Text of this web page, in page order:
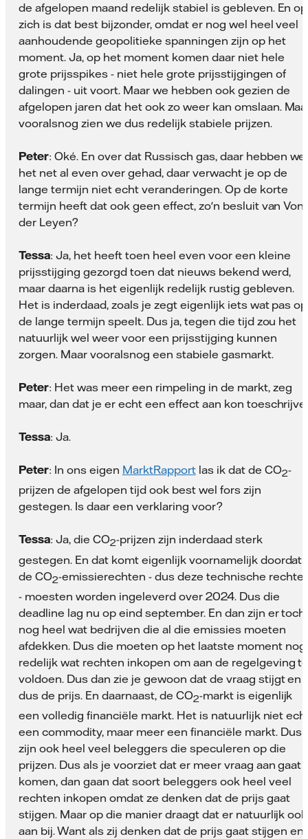
de afgelopen maand redelijk stabiel is gebleven. En op
zich is dat best bijzonder, omdat er nog wel heel veel
aanhoudende geopolitieke spanningen zijn op het
moment. Ja, op het moment komen daar niet hele
grote prijsspikes - niet hele grote prijsstijgingen of
dalingen - uit voort. Maar we hebben ook gezien de
afgelopen jaren dat het ook zo weer kan omslaan.
vooralsnog zien we dus redelijk stabiele prijzen.
Peter: Oké. En over dat Russisch gas, daar hebben we
het net al even over gehad, daar verwacht je op de
lange termijn niet echt veranderingen. Op de korte
termijn heeft dat ook geen effect, zo'n besluit van Von
der Leyen?
Tessa: Ja, het heeft toen heel even voor een kleine
prijsstijging gezorgd toen dat nieuws bekend werd,
maar daarna is het eigenlijk redelijk rustig gebleven.
Het is inderdaad, zoals je zegt eigenlijk iets wat pas op
de lange termijn speelt. Dus ja, tegen die tijd zou het
natuurlijk wel weer voor een prijsstijging kunnen
zorgen. Maar vooralsnog een stabiele gasmarkt.
Peter: Het was meer een rimpeling in de markt, zeg
maar, dan dat je er echt een effect aan kon
Tessa: Ja.
Peter: In ons eigen MarktRapportlas ik dat de CO2-
prijzen de afgelopen tijd ook best wel fors zijn
gestegen. Is daar een verklaring voor?
Tessa: Ja, die CO2-prijzen zijn inderdaad sterk
gestegen. En dat komt eigenlijk voornamelijk doordat
de CO2-emissierechten - dus deze technische
- moesten worden ingeleverd over 2024. Dus die
deadline lag nu op eind september. En dan zijn er toch
nog heel wat bedrijven die al die emissies moeten
afdekken. Dus die moeten op het laatste moment nog
redelijk wat rechten inkopen om aan de regelgeving
voldoen. Dus dan zie je gewoon dat de vraag stijgt en
dus de prijs. En daarnaast, de CO2-markt is eigenlijk
een volledig financiële markt. Het is natuurlijk niet
een commodity, maar meer een financiële markt. Dus
zijn ook heel veel beleggers die speculeren op die
prijzen. Dus als je voorziet dat er meer vraag aan gaat
komen, dan gaan dat soort beleggers ook heel veel
rechten inkopen omdat ze denken dat de prijs gaat
stijgen. Maar op die manier draagt dat er natuurlijk ook
aan bij. Want als zij denken dat de prijs gaat stijgen en